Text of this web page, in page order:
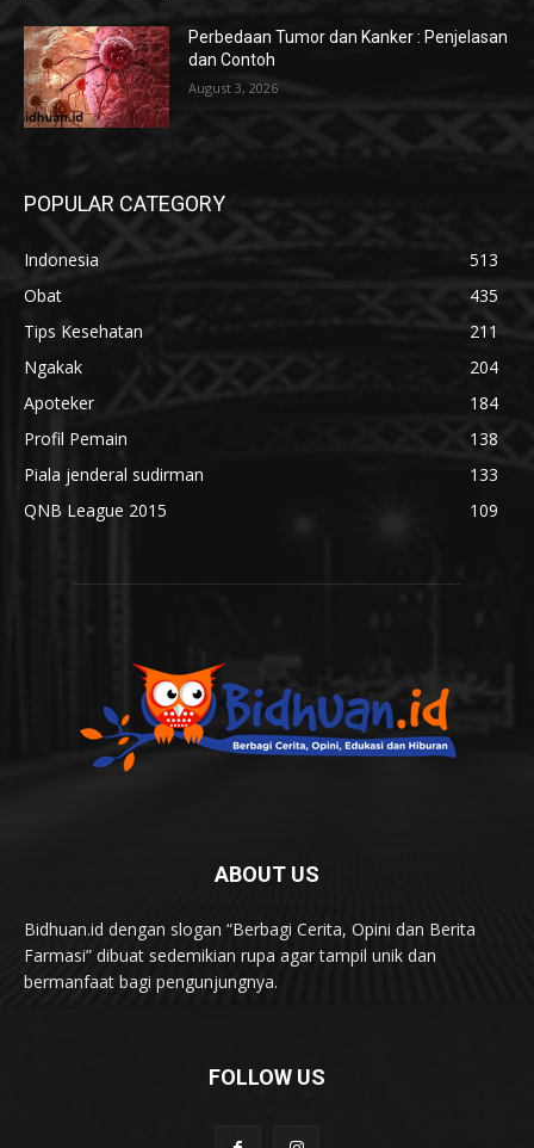
Perbedaan Tumor dan Kanker : Penjelasan
dan Contoh
August 3, 2026
POPULAR CATEGORY
Indonesia
513
Obat
435
Tips Kesehatan
211
Ngakak
204
Apoteker
184
Profil Pemain
138
Piala jenderal sudirman
133
QNB League 2015
109
ABOUT US
Bidhuan.id dengan slogan “Berbagi Cerita, Opini dan Berita
Farmasi” dibuat sedemikian rupa agar tampil unik dan
bermanfaat bagi pengunjungnya.
FOLLOW US